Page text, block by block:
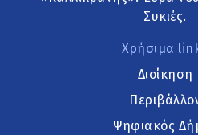
Συκιές.
Χρήσιμα
Διοίκηση
Ψηφιακός